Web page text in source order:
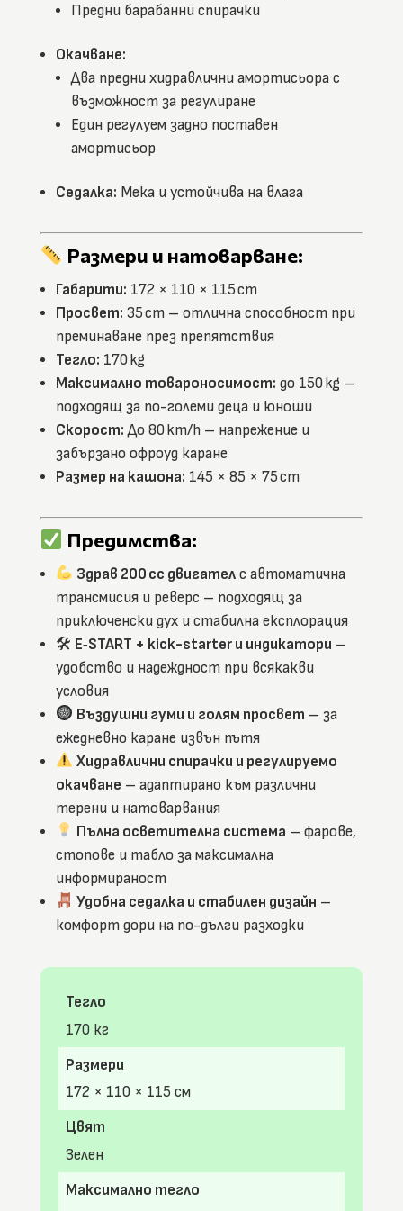
Предни барабанни спирачки
Окачване:
Два предни хидравлични амортисьора с
възможност за регулиране
Един регулуем задно поставен
амортисьор
Седалка: Мека и устойчива на влага
Размери и натоварване:
Габарити: 172 × 110 × 115 cm
Просвет: 35 cm – отлична способност при
преминаване през препятствия
Тегло: 170 kg
Максимално товароносимост: до 150 kg –
подходящ за по-големи деца и юноши
Скорост: До 80 km/h – напрежение и
забързано офроуд каране
Размер на кашона: 145 × 85 × 75 cm
Предимства:
Здрав 200 cc двигател с автоматична
трансмисия и реверс – подходящ за
приключенски дух и стабилна експлорация
🛠 E‑START + kick-starter и индикатори –
удобство и надеждност при всякакви
условия
Въздушни гуми и голям просвет – за
ежедневно каране извън пътя
Хидравлични спирачки и регулируемо
окачване – адаптирано към различни
терени и натоварвания
Пълна осветителна система – фарове,
стопове и табло за максимална
информираност
Удобна седалка и стабилен дизайн –
комфорт дори на по-дълги разходки
Тегло
170 кг
Размери
172 × 110 × 115 см
Цвят
Зелен
Максимално тегло